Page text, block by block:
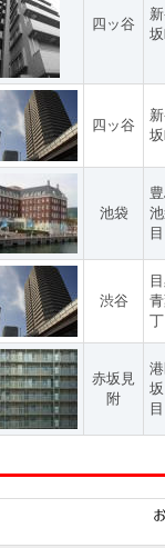
四ッ谷
四ッ谷
池袋
渋谷
赤坂見
附
目